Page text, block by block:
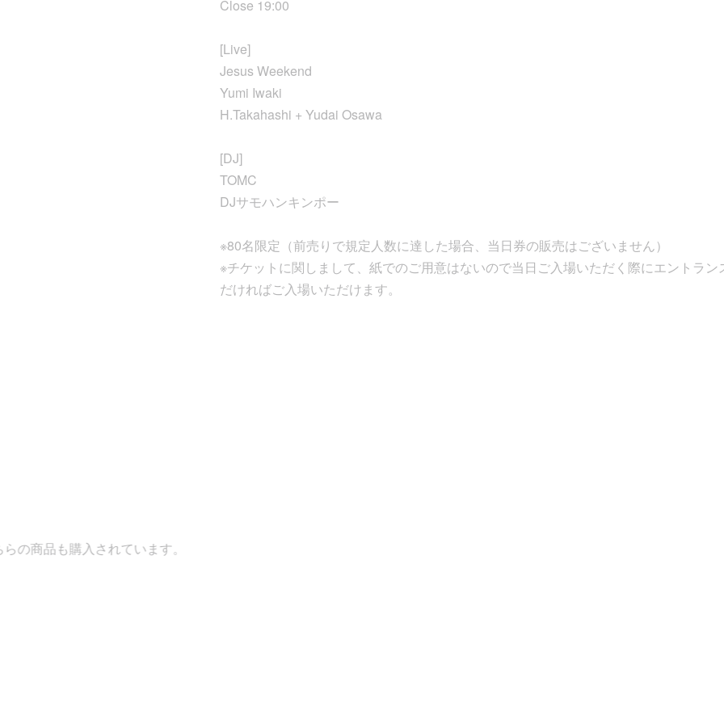
Close 19:00
[Live]
Jesus Weekend
Yumi Iwaki
H.Takahashi + Yudai Osawa
[DJ]
TOMC
DJサモハンキンポー
※80名限定（前売りで規定人数に達した場合、当日券の販売はございません）
※チケットに関しまして、紙でのご用意はないので当日ご入場いただく際にエントラン
だければご入場いただけます。
ています。